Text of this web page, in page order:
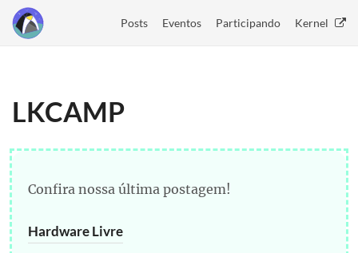
Posts Eventos Participando Kernel
LKCAMP
Confira nossa última postagem!
Hardware Livre